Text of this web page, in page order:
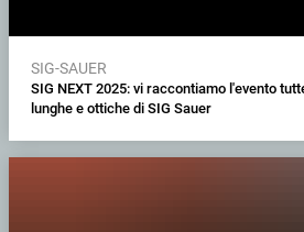
SIG-SAUER
SIG NEXT 2025: vi raccontiamo l'evento
lunghe e ottiche di SIG Sauer